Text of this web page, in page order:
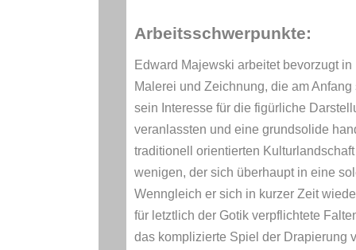
Arbeitsschwerpunkte:
Edward Majewski arbeitet bevorzugt
Malerei und Zeichnung, die am
sein Interesse für die figürliche
veranlassten und eine grundsolide
traditionell orientierten
wenigen, der sich überhaupt in eine
Wenngleich er sich in kurzer Zeit
für letztlich der Gotik verpflichtete
das komplizierte Spiel der Drapierung